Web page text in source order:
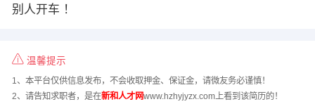
别人开车 ！
温馨提示
1、本平台仅供信息发布，不会收取押金、保证金，请微友务必谨慎！
2、请告知求职者，是在新和人才网www.hzhyjyzx.com上看到该简历的！